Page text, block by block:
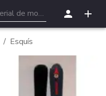
/ Esquís